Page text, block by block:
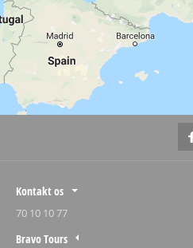
Kontakt os
70 10 10 77
Bravo Tours